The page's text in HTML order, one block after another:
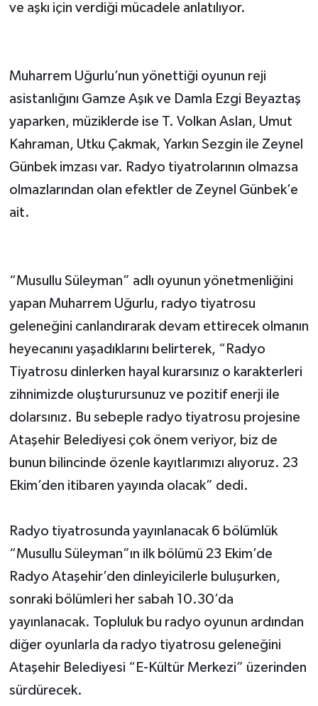
ve aşkı için verdiği mücadele anlatılıyor.
Muharrem Uğurlu’nun yönettiği oyunun reji
asistanlığını Gamze Aşık ve Damla Ezgi Beyaztaş
yaparken, müziklerde ise T. Volkan Aslan, Umut
Kahraman, Utku Çakmak, Yarkın Sezgin ile Zeynel
Günbek imzası var. Radyo tiyatrolarının olmazsa
olmazlarından olan efektler de Zeynel Günbek’e
ait.
“Musullu Süleyman” adlı oyunun yönetmenliğini
yapan Muharrem Uğurlu, radyo tiyatrosu
geleneğini canlandırarak devam ettirecek olmanın
heyecanını yaşadıklarını belirterek, “Radyo
Tiyatrosu dinlerken hayal kurarsınız o karakterleri
zihnimizde oluşturursunuz ve pozitif enerji ile
dolarsınız. Bu sebeple radyo tiyatrosu projesine
Ataşehir Belediyesi çok önem veriyor, biz de
bunun bilincinde özenle kayıtlarımızı alıyoruz. 23
Ekim’den itibaren yayında olacak” dedi.
Radyo tiyatrosunda yayınlanacak 6 bölümlük
“Musullu Süleyman”ın ilk bölümü 23 Ekim’de
Radyo Ataşehir’den dinleyicilerle buluşurken,
sonraki bölümleri her sabah 10.30’da
yayınlanacak. Topluluk bu radyo oyunun ardından
diğer oyunlarla da radyo tiyatrosu geleneğini
Ataşehir Belediyesi “E-Kültür Merkezi” üzerinden
sürdürecek.